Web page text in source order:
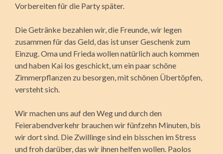
Vorbereiten für die Party später.
Die Getränke bezahlen wir, die Freunde, wir legen
zusammen für das Geld, das ist unser Geschenk zum
Einzug. Oma und Frieda wollen natürlich auch kommen
und haben Kai los geschickt, um ein paar schöne
Zimmerpflanzen zu besorgen, mit schönen Übertöpfen,
versteht sich.
Wir machen uns auf den Weg und durch den
Feierabendverkehr brauchen wir fünfzehn Minuten, bis
wir dort sind. Die Zwillinge sind ein bisschen im Stress
und froh darüber, das wir ihnen helfen wollen. Paolos